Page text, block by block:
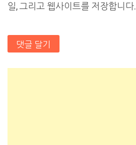
일, 그리고 웹사이트를 저장합니다.